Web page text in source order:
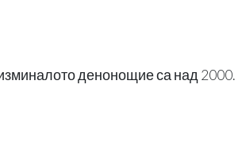
денонощие са над 2000.